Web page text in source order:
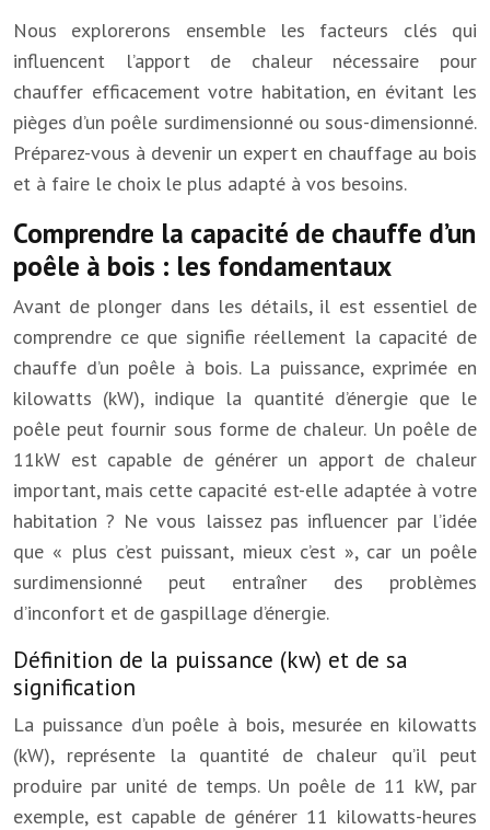
Nous explorerons ensemble les facteurs clés qui
influencent l’apport de chaleur nécessaire pour
chauffer efficacement votre habitation, en évitant les
pièges d’un poêle surdimensionné ou sous-dimensionné.
Préparez-vous à devenir un expert en chauffage au bois
et à faire le choix le plus adapté à vos besoins.
Comprendre la capacité de chauffe d’un
poêle à bois : les fondamentaux
Avant de plonger dans les détails, il est essentiel de
comprendre ce que signifie réellement la capacité de
chauffe d’un poêle à bois. La puissance, exprimée en
kilowatts (kW), indique la quantité d’énergie que le
poêle peut fournir sous forme de chaleur. Un poêle de
11kW est capable de générer un apport de chaleur
important, mais cette capacité est-elle adaptée à votre
habitation ? Ne vous laissez pas influencer par l’idée
que « plus c’est puissant, mieux c’est », car un poêle
surdimensionné peut entraîner des problèmes
d’inconfort et de gaspillage d’énergie.
Définition de la puissance (kw) et de sa
signification
La puissance d’un poêle à bois, mesurée en kilowatts
(kW), représente la quantité de chaleur qu’il peut
produire par unité de temps. Un poêle de 11 kW, par
exemple, est capable de générer 11 kilowatts-heures